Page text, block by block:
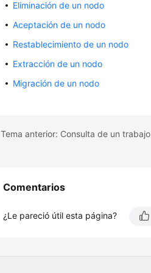
Eliminación de un nodo
Aceptación de un nodo
Restablecimiento de un nodo
Extracción de un nodo
Migración de un nodo
Tema anterior: Consulta de un trabajo
Comentarios
¿Le pareció útil esta página?